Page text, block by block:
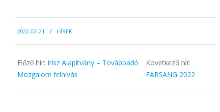
02-
21
2022-02-21 HÍREK
Előző hír: Irisz Alapítvány – Továbbadó
Mozgalom felhívás
Következő hír:
FARSANG 2022